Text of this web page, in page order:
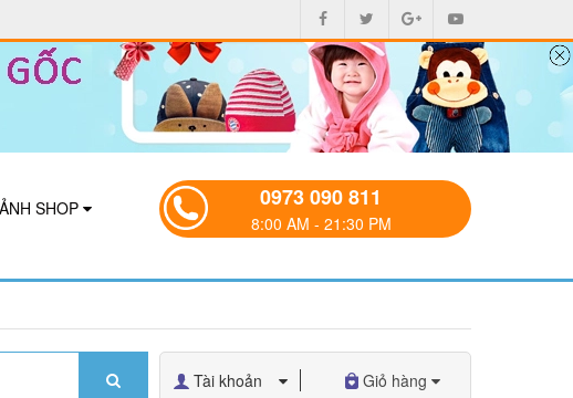
SHOP 0973 090 811
8:00 AM - 21:30 PM
Tài khoản Giỏ hàng